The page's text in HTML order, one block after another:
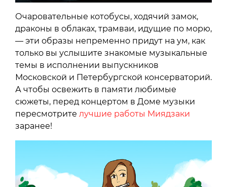
Очаровательные котобусы, ходячий замок,
драконы в облаках, трамваи, идущие по морю,
— эти образы непременно придут на ум, как
только вы услышите знакомые музыкальные
темы в исполнении выпускников
Московской и Петербургской консерваторий.
А чтобы освежить в памяти любимые
сюжеты, перед концертом в Доме музыки
пересмотрите лучшие работы Миядзаки
заранее!